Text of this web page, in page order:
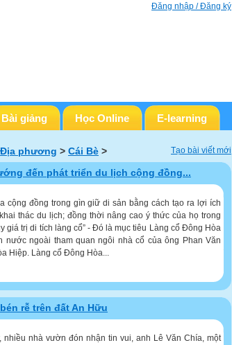
Đăng nhập / Đăng ký
Bài giảng Học Online E-learning
Địa phương > Cái Bè > Tạo bài viết mới
đến phát triển du lịch cộng đồng...
cộng đồng trong gìn giữ di sản bằng cách tạo ra lợi ích
thác du lịch; đồng thời nâng cao ý thức của họ trong
giá trị di tích làng cổ” - Đó là mục tiêu Làng cổ Đông Hòa
nước ngoài tham quan ngôi nhà cổ của ông Phan Văn
Hiệp. Làng cổ Đông Hòa...
rễ trên đất An Hữu
nhiều nhà vườn đón nhận tin vui, anh Lê Văn Chía, một